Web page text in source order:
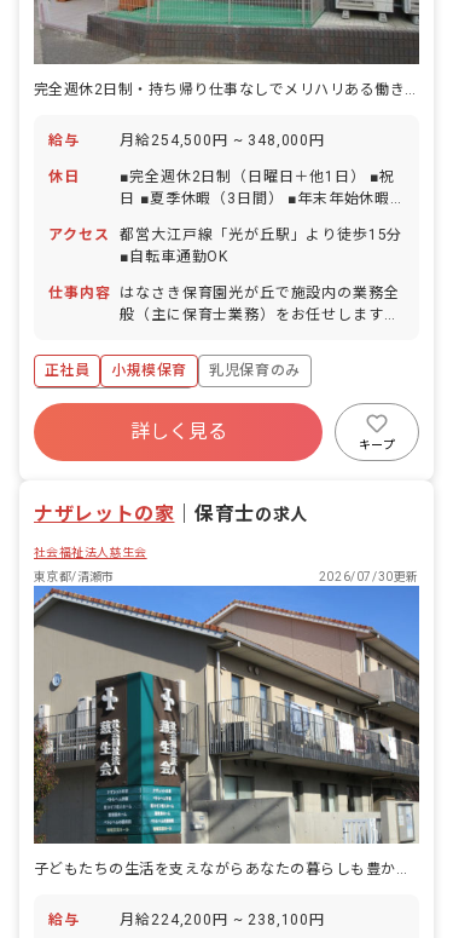
完全週休2日制・持ち帰り仕事なしでメリハリある働き方！0～2歳児保育のみ
給与 月給254,500円 ~ 348,000円
休日
■完全週休2日制（日曜日＋他1日） ■祝
日 ■夏季休暇（3日間） ■年末年始休暇
日単位から取得可能／5日以上の連休応
相談） ■慶弔休暇 ■産前産後・育児休暇
（取得率100％） ■介護・看護休暇
アクセス
都営大江戸線「光が丘駅」より徒歩15分
■自転車通勤OK
仕事内容
はなさき保育園光が丘で施設内の業務全
般（主に保育士業務）をお任せします。
正社員
小規模保育
乳児保育のみ
ボーナス・賞与あり
寮・住宅・家賃補助あり
社会保険完備
残業少なめ
詳しく見る
キープ
ナザレットの家 ｜保育士の求人
社会福祉法人慈生会
東京都/清瀬市
2026/07/30更新
給与 月給224,200円 ~ 238,100円